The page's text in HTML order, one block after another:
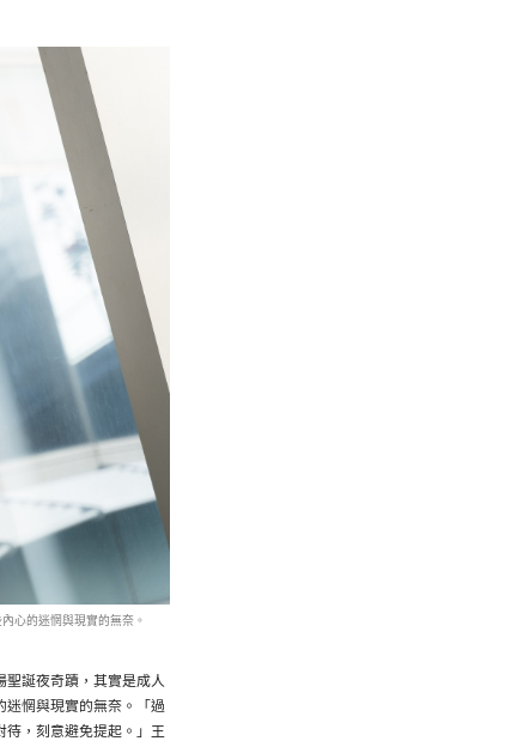
心的迷惘與現實的無奈。
誕夜奇蹟，其實是成人
惘與現實的無奈。「過
，刻意避免提起。」王